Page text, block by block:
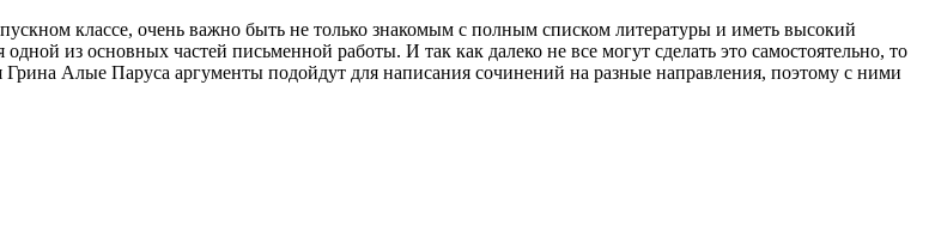
классе, очень важно быть не только знакомым с полным списком литературы и иметь высокий
из основных частей письменной работы. И так как далеко не все могут сделать это самостоятельно, то
Грина Алые Паруса аргументы подойдут для написания сочинений на разные направления, поэтому с ними